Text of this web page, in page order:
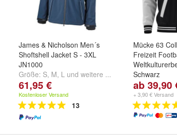
James & Nicholson Men´s
Shoftshell Jacket S - 3XL
JN1000
Größe: S, M, L und weitere ...
61,95 €
Kostenloser Versand
13
Mücke 63
Freizeit
Schwarz
Größe:S,M,
ab 39,90
+ 3,90 € Versand